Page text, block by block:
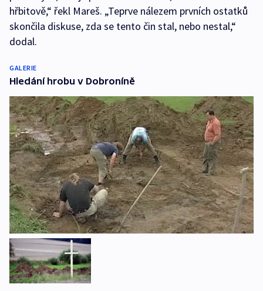
hřbitově,“ řekl Mareš. „Teprve nálezem prvních ostatků
skončila diskuse, zda se tento čin stal, nebo nestal,“
dodal.
GALERIE
Hledání hrobu v Dobroníně